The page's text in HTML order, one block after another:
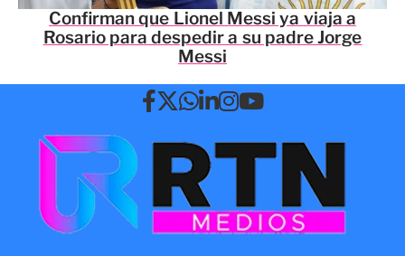
Confirman que Lionel Messi ya viaja a
Rosario para despedir a su padre Jorge
Messi